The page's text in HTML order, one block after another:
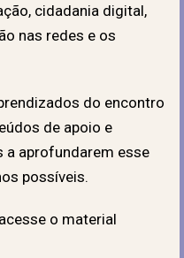
cidadania digital,
nas redes e os
do encontro
de apoio e
a aprofundarem esse
possíveis.
o material